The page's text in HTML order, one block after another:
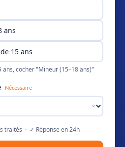
ans
15 ans
ans, cocher "Mineur (15–18 ans)"
Nécessaire
traités · ✓ Réponse en 24h